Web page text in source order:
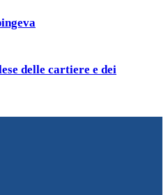
delle cartiere e dei